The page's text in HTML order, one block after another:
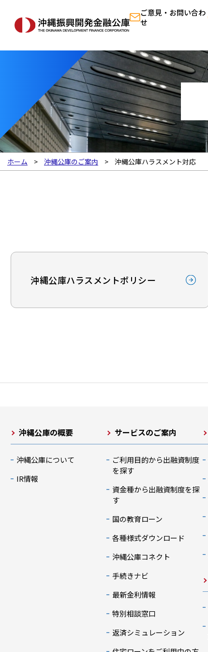
ご意見・お問い合わ
せ
ホーム 沖縄公庫のご案内 沖縄公庫ハラスメント対応
沖縄公庫ハラスメントポリシー
沖縄公庫の概要
沖縄公庫について
IR情報
サービスのご案内
ご利用目的から出融資制度
を探す
資金種から出融資制度を探
す
国の教育ローン
各種様式ダウンロード
沖縄公庫コネクト
手続きナビ
最新金利情報
特別相談窓口
返済シミュレーション